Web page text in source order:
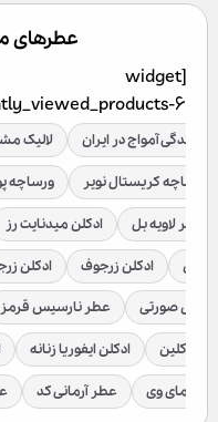
عطرهای
[widget
6"]
نمایندگی آمواج در ایران لالیک
ورساچه کریستال نویر ورساچه
عطر لاویه بل ادکلن میدنایت رز
ادکلن زرجوف ادکلن
صورتی عطر نارسیس قرمز
کلین ادکلن ایفوریا زنانه
عطر مای وی عطر آرمانی کد